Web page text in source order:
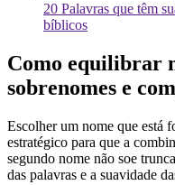
20 Palavras que têm
bíblicos
Como equilibrar
sobrenomes e
Escolher um nome que está
estratégico para que a
segundo nome não soe
das palavras e a suavidade